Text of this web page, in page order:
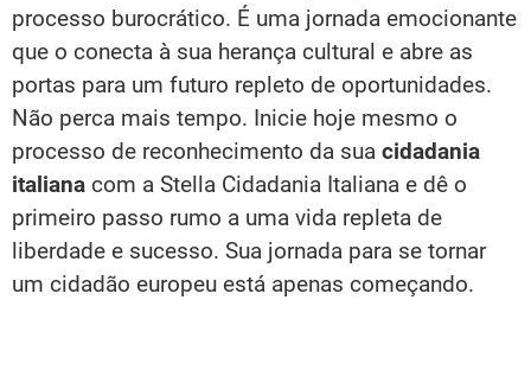
processo burocrático. É uma jornada emocionante
que o conecta à sua herança cultural e abre as
portas para um futuro repleto de oportunidades.
Não perca mais tempo. Inicie hoje mesmo o
processo de reconhecimento da sua cidadania
italiana com a Stella Cidadania Italiana e dê o
primeiro passo rumo a uma vida repleta de
liberdade e sucesso. Sua jornada para se tornar
um cidadão europeu está apenas começando.